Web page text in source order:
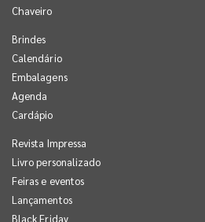
Chaveiro
Brindes
Calendário
Embalagens
Agenda
Cardápio
Revista Impressa
Livro personalizado
Feiras e eventos
Lançamentos
Black Friday